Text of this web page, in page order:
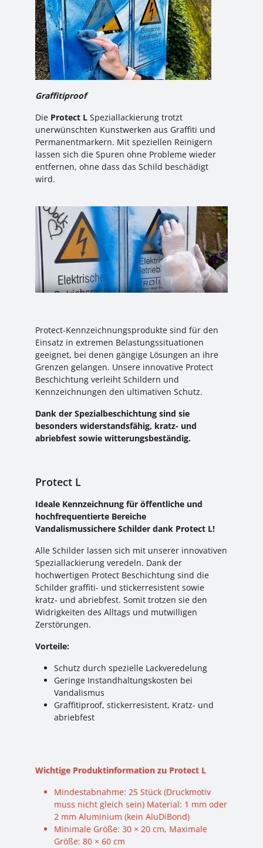
Graffitiproof
Die Protect L Speziallackierung trotzt
unerwünschten Kunstwerken aus Graffiti und
Permanentmarkern. Mit speziellen Reinigern
lassen sich die Spuren ohne Probleme wieder
entfernen, ohne dass das Schild beschädigt
wird.
Protect-Kennzeichnungsprodukte sind für den
Einsatz in extremen Belastungssituationen
geeignet, bei denen gängige Lösungen an ihre
Grenzen gelangen. Unsere innovative Protect
Beschichtung verleiht Schildern und
Kennzeichnungen den ultimativen Schutz.
Dank der Spezialbeschichtung sind sie
besonders widerstandsfähig, kratz- und
abriebfest sowie witterungsbeständig.
Protect L
Ideale Kennzeichnung für öffentliche und
hochfrequentierte Bereiche
Vandalismussichere Schilder dank Protect L!
Alle Schilder lassen sich mit unserer innovativen
Speziallackierung veredeln. Dank der
hochwertigen Protect Beschichtung sind die
Schilder graffiti- und stickerresistent sowie
kratz- und abriebfest. Somit trotzen sie den
Widrigkeiten des Alltags und mutwilligen
Zerstörungen.
Vorteile:
Schutz durch spezielle Lackveredelung
Geringe Instandhaltungskosten bei
Vandalismus
Graffitiproof, stickerresistent, Kratz- und
abriebfest
Wichtige Produktinformation zu Protect L
Mindestabnahme: 25 Stück (Druckmotiv
muss nicht gleich sein) Material: 1 mm oder
2 mm Aluminium (kein AluDiBond)
Minimale Größe: 30 × 20 cm, Maximale
Größe: 80 × 60 cm